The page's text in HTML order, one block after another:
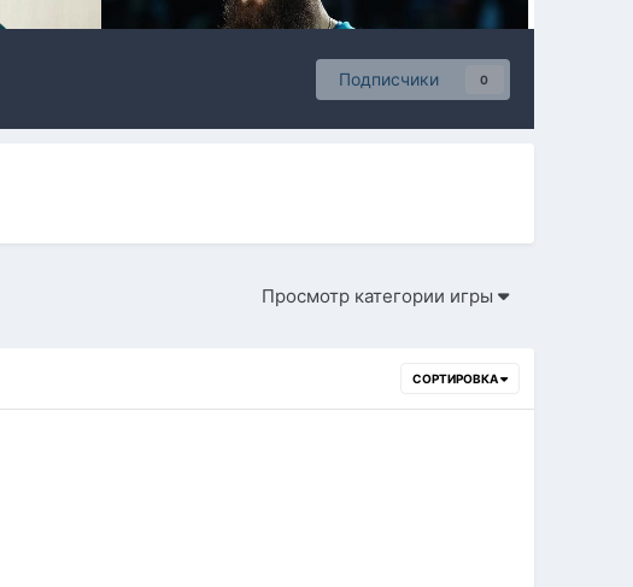
Подписчики 0
Просмотр категории игры
СОРТИРОВКА